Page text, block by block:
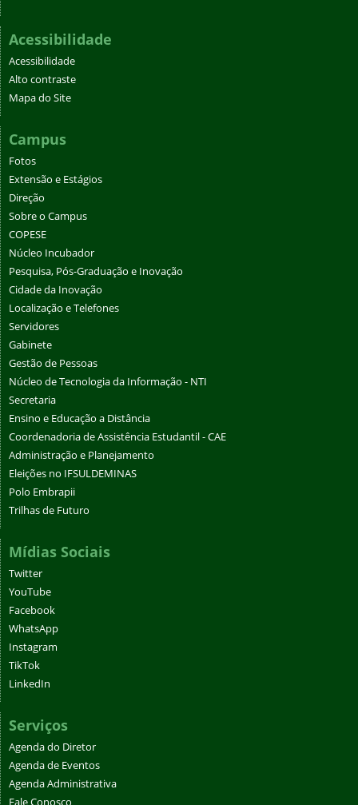
Acessibilidade
Acessibilidade
Alto contraste
Mapa do Site
Campus
Fotos
Extensão e Estágios
Direção
Sobre o Campus
COPESE
Núcleo Incubador
Pesquisa, Pós-Graduação e Inovação
Cidade da Inovação
Localização e Telefones
Servidores
Gabinete
Gestão de Pessoas
Núcleo de Tecnologia da Informação - NTI
Secretaria
Ensino e Educação a Distância
Coordenadoria de Assistência Estudantil - CAE
Administração e Planejamento
Eleições no IFSULDEMINAS
Polo Embrapii
Trilhas de Futuro
Mídias Sociais
Twitter
YouTube
Facebook
WhatsApp
Instagram
TikTok
LinkedIn
Serviços
Agenda do Diretor
Agenda de Eventos
Agenda Administrativa
Fale Conosco